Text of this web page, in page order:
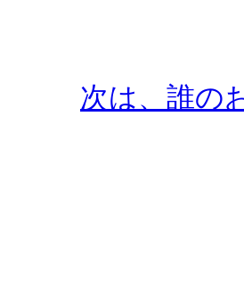
次は、誰の